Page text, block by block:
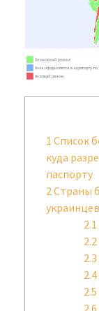
1 Список
куда
паспорту
2 Страны
2.1
2.2
2.3
2.4
2.5
2.6